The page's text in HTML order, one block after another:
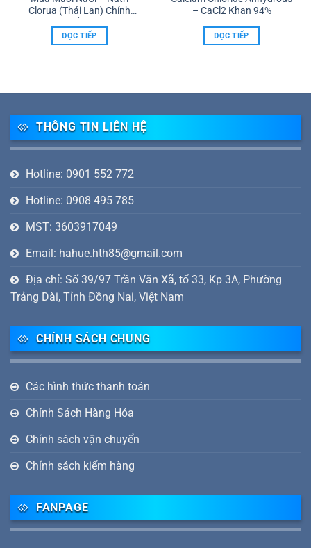
Clorua (Thái Lan) Chính
Toàn Quốc
ĐỌC TIẾP
– CaCl2 Khan 94%
ĐỌC TIẾP
THÔNG TIN LIÊN HỆ
Hotline: 0901 552 772
Hotline: 0908 495 785
MST: 3603917049
Email: hahue.hth85@gmail.com
Địa chỉ: Số 39/97 Trần Văn Xã, tổ 33, Kp 3A, Phường
Trảng Dài, Tỉnh Đồng Nai, Việt Nam
CHÍNH SÁCH CHUNG
Các hình thức thanh toán
Chính Sách Hàng Hóa
Chính sách vận chuyển
Chính sách kiểm hàng
FANPAGE